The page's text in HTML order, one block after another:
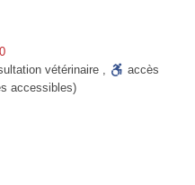
vétérinaire ,
accès
accessibles)